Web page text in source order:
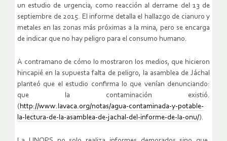
un estudio de urgencia, como reacción al derrame del 13 de
septiembre de 2015. El informe detalla el hallazgo de cianuro y
metales en las zonas más próximas a la mina, pero se encarga
de indicar que no hay peligro para el consumo humano.
A contramano de cómo lo mostraron los medios, que hicieron
hincapié en la supuesta falta de peligro, la asamblea de Jáchal
planteó que el estudio confirma lo que venían denunciando:
que la contaminación existió.
(http://www.lavaca.org/notas/agua-contaminada-y-potable-
la-lectura-de-la-asamblea-de-jachal-del-informe-de-la-onu/).